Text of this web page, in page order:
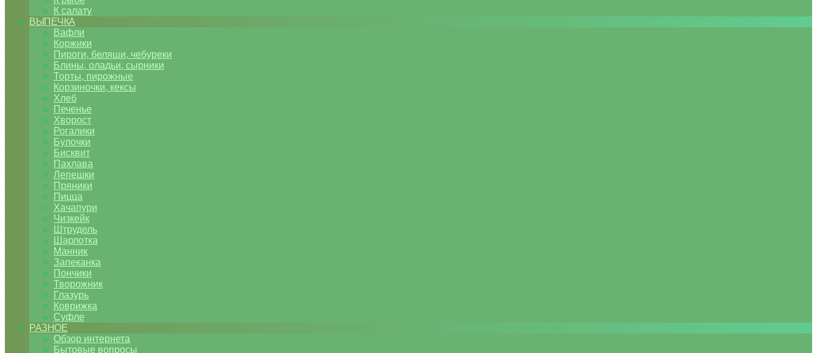
К салату
ВЫПЕЧКА
Вафли
Коржики
Пироги, беляши, чебуреки
Блины, оладьи, сырники
Торты, пирожные
Корзиночки, кексы
Хлеб
Печенье
Хворост
Рогалики
Булочки
Бисквит
Пахлава
Лепешки
Пряники
Пицца
Хачапури
Чизкейк
Штрудель
Шарлотка
Манник
Запеканка
Пончики
Творожник
Глазурь
Коврижка
Суфле
РАЗНОЕ
Обзор интернета
Бытовые вопросы